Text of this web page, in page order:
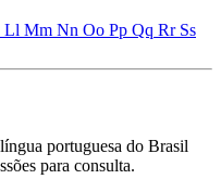
Ll Mm Nn Oo Pp Qq Rr Ss
portuguesa do Brasil
para consulta.